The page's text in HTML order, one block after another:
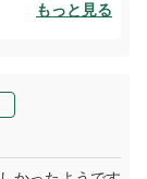
めてまいりま
お越しいただ
もっと見る